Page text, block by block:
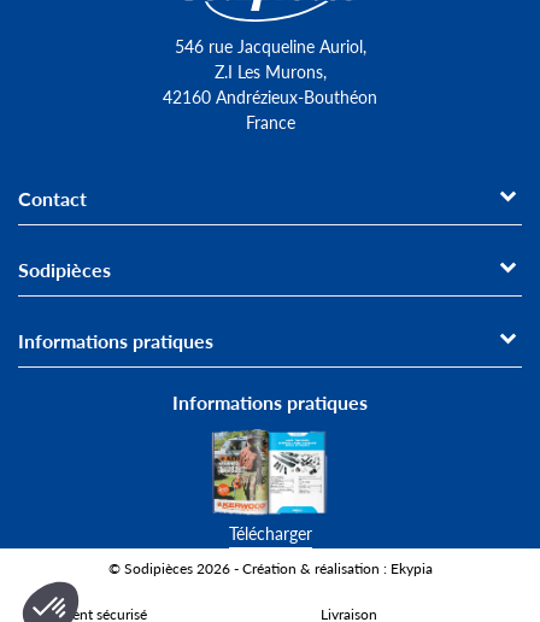
546 rue Jacqueline Auriol,
Z.I Les Murons,
42160 Andrézieux-Bouthéon
France
Contact
Sodipièces
Informations pratiques
Informations pratiques
Télécharger
© Sodipièces 2026 - Création & réalisation : Ekypia
Paiement sécurisé Livraison